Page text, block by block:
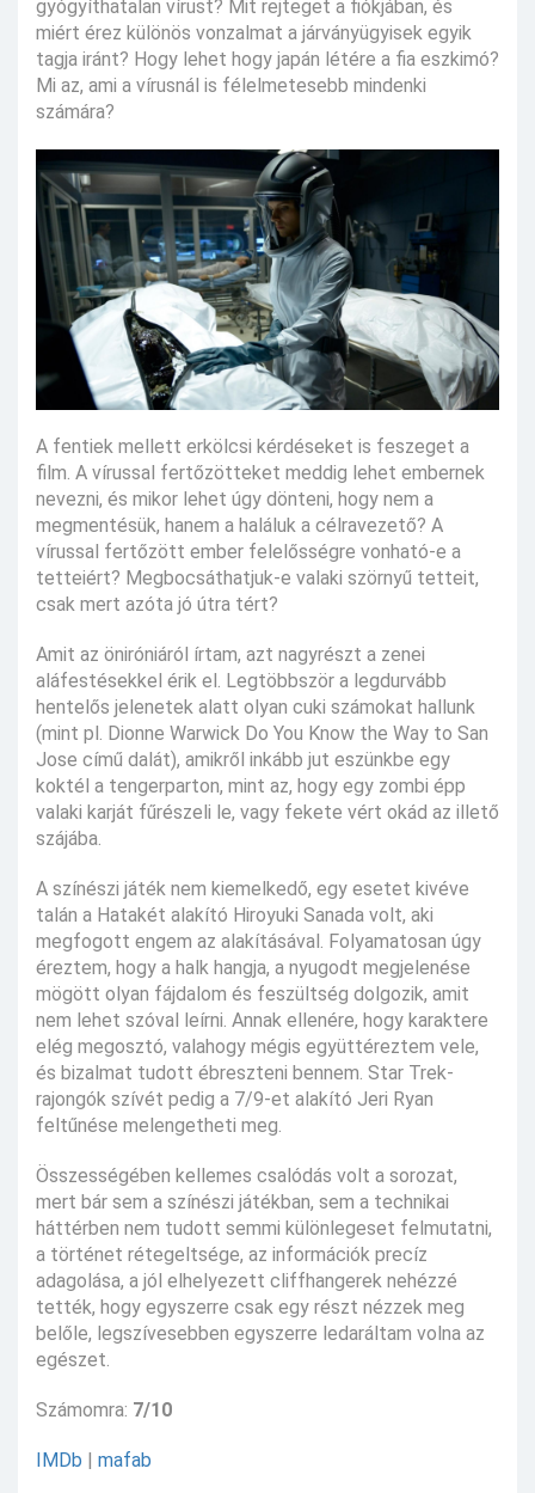
gyógyíthatalan vírust? Mit rejteget a fiókjában, és
miért érez különös vonzalmat a járványügyisek egyik
tagja iránt? Hogy lehet hogy japán létére a fia eszkimó?
Mi az, ami a vírusnál is félelmetesebb mindenki
számára?
A fentiek mellett erkölcsi kérdéseket is feszeget a
film. A vírussal fertőzötteket meddig lehet embernek
nevezni, és mikor lehet úgy dönteni, hogy nem a
megmentésük, hanem a haláluk a célravezető? A
vírussal fertőzött ember felelősségre vonható-e a
tetteiért? Megbocsáthatjuk-e valaki szörnyű tetteit,
csak mert azóta jó útra tért?
Amit az öniróniáról írtam, azt nagyrészt a zenei
aláfestésekkel érik el. Legtöbbször a legdurvább
hentelős jelenetek alatt olyan cuki számokat hallunk
(mint pl. Dionne Warwick Do You Know the Way to San
Jose című dalát), amikről inkább jut eszünkbe egy
koktél a tengerparton, mint az, hogy egy zombi épp
valaki karját fűrészeli le, vagy fekete vért okád az illető
szájába.
A színészi játék nem kiemelkedő, egy esetet kivéve
talán a Hatakét alakító Hiroyuki Sanada volt, aki
megfogott engem az alakításával. Folyamatosan úgy
éreztem, hogy a halk hangja, a nyugodt megjelenése
mögött olyan fájdalom és feszültség dolgozik, amit
nem lehet szóval leírni. Annak ellenére, hogy karaktere
elég megosztó, valahogy mégis együttéreztem vele,
és bizalmat tudott ébreszteni bennem. Star Trek-
rajongók szívét pedig a 7/9-et alakító Jeri Ryan
feltűnése melengetheti meg.
Összességében kellemes csalódás volt a sorozat,
mert bár sem a színészi játékban, sem a technikai
háttérben nem tudott semmi különlegeset felmutatni,
a történet rétegeltsége, az információk precíz
adagolása, a jól elhelyezett cliffhangerek nehézzé
tették, hogy egyszerre csak egy részt nézzek meg
belőle, legszívesebben egyszerre ledaráltam volna az
egészet.
Számomra: 7/10
IMDb | mafab